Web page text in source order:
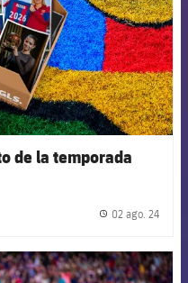
de la temporada
02 ago. 24
Barcelona badge